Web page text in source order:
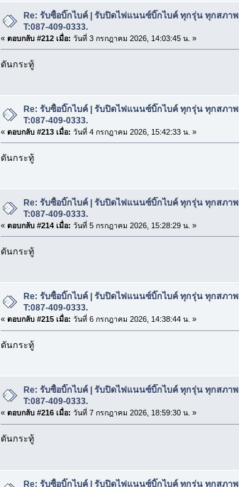
Re: รับซื้อบิ๊กไบค์ | รับปิดไฟแนนซ์บิ๊กไบค์ ทุกรุ่น ทุกสภาพ
T:087-409-0333.
« ตอบกลับ #212 เมื่อ: วันที่ 3 กรกฎาคม 2026, 14:03:45 น. »
ดันกระทู้
Re: รับซื้อบิ๊กไบค์ | รับปิดไฟแนนซ์บิ๊กไบค์ ทุกรุ่น ทุกสภาพ
T:087-409-0333.
« ตอบกลับ #213 เมื่อ: วันที่ 4 กรกฎาคม 2026, 15:42:33 น. »
ดันกระทู้
Re: รับซื้อบิ๊กไบค์ | รับปิดไฟแนนซ์บิ๊กไบค์ ทุกรุ่น ทุกสภาพ
T:087-409-0333.
« ตอบกลับ #214 เมื่อ: วันที่ 5 กรกฎาคม 2026, 15:28:29 น. »
ดันกระทู้
Re: รับซื้อบิ๊กไบค์ | รับปิดไฟแนนซ์บิ๊กไบค์ ทุกรุ่น ทุกสภาพ
T:087-409-0333.
« ตอบกลับ #215 เมื่อ: วันที่ 6 กรกฎาคม 2026, 14:38:44 น. »
ดันกระทู้
Re: รับซื้อบิ๊กไบค์ | รับปิดไฟแนนซ์บิ๊กไบค์ ทุกรุ่น ทุกสภาพ
T:087-409-0333.
« ตอบกลับ #216 เมื่อ: วันที่ 7 กรกฎาคม 2026, 18:59:30 น. »
ดันกระทู้
Re: รับซื้อบิ๊กไบค์ | รับปิดไฟแนนซ์บิ๊กไบค์ ทุกรุ่น ทุกสภาพ